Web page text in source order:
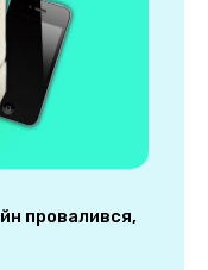
провалився,